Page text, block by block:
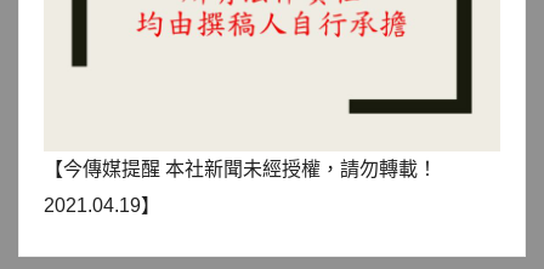
【今傳媒提醒 本社新聞未經授權，請勿轉載！
2021.04.19】